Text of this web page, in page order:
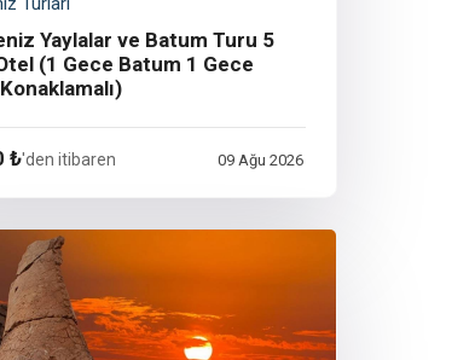
Yaylalar ve Batum Turu 5
(1 Gece Batum 1 Gece
₺'den itibaren 09 Ağu 2026